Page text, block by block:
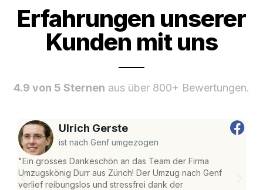
Erfahrungen unserer
Kunden mit uns
4.9 von 5 Sternen aus über 800+ Bewertungen.
Ulrich Gerste
ist nach Genf umgezogen
"Ein grosses Dankeschön an das Team der Firma
Umzugskönig Durr aus Zürich! Der Umzug nach Genf
verlief reibungslos und stressfrei dank der